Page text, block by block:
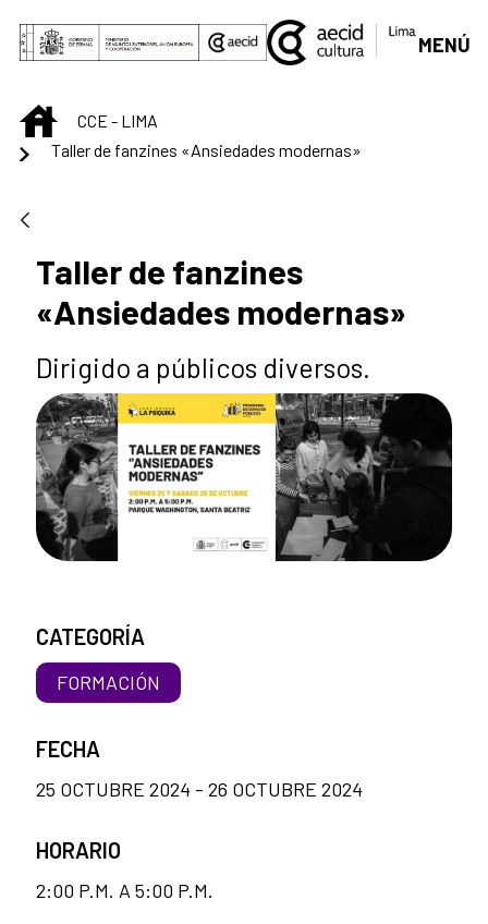
Saltar al contenido principal
MENÚ
INICIOCCE - LIMA
Taller de fanzines «Ansiedades modernas»
Taller de fanzines
«Ansiedades modernas»
Dirigido a públicos diversos.
CATEGORÍA
FORMACIÓN
FECHA
25 OCTUBRE 2024 - 26 OCTUBRE 2024
HORARIO
2:00 P.M. A 5:00 P.M.